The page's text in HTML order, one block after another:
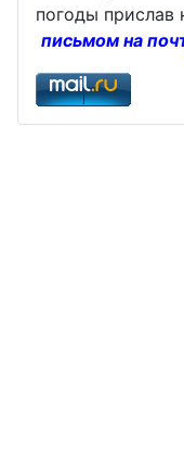
погоды прислав
письмом на